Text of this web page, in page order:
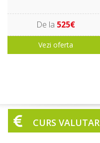
De la 525€
Vezi oferta
CURS VALUTAR